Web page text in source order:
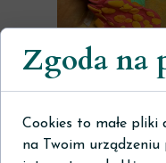
Zgoda na
Cookies to małe pliki
na Twoim